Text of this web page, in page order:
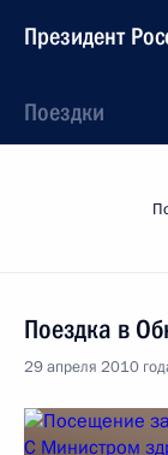
Президент
Поездки
Поездка в
29 апреля 2010